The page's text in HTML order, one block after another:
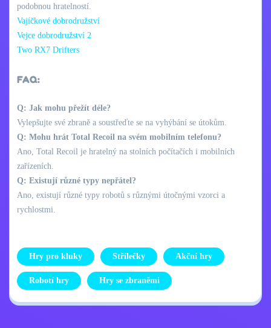
podobnou hratelností.
Vajíčkové dobrodružství
Vejce dobrodružství 2
Two RX7 Drifters
FAQ:
Q: Jak mohu přežít déle?
Vylepšujte své zbraně a soustřeďte se na vyhýbání se útokům.
Q: Mohu hrát Total Recoil na svém mobilním telefonu?
Ano, Total Recoil je hratelný na stolních počítačích i mobilních
zařízeních.
Q: Existují různé typy nepřátel?
Ano, existují různé typy robotů s různými útočnými vzorci a
rychlostmi.
Hry pro kluky Střílečky Akční hry
Robotí hry Hry se zbraněmi